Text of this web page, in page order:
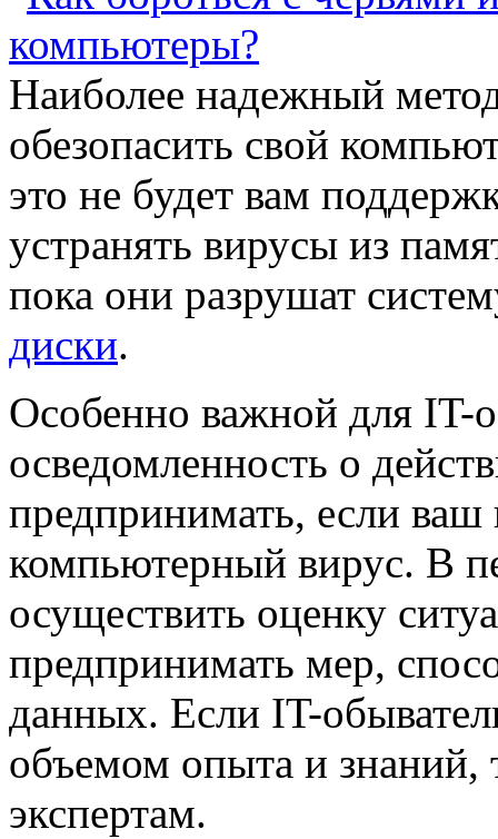
Наиболее надежный
обезопасить свой
это не будет вам
устранять вирусы из
пока они разрушат
диски.
Особенно важной для IT-
осведомленность о
предпринимать, если
компьютерный вирус. В
осуществить оценку
предпринимать мер,
данных. Если IT-
объемом опыта и знаний,
экспертам.